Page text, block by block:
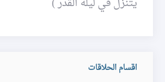
اقسام الحلاقات